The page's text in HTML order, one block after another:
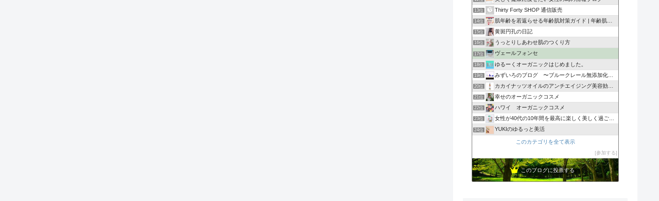
13位 Thirty Forty SHOP 通信販売
14位 肌年齢を若返らせる年齢肌対策ガイド | 年齢肌の悩みを解決…
15位 黄斑円孔の日記
16位 うっとりしあわせ肌のつくり方
17位 ヴェールフォンセ
18位 ゆるーくオーガニックはじめました。
19位 みずいろのブログ 〜ブルークレール無添加化粧品〜
20位 カカイナッツオイルのアンチエイジング美容効果 ココナッツ …
21位 幸せのオーガニックコスメ
22位 ハワイ オーガニックコスメ
23位 女性が40代の10年間を最高に楽しく美しく過ごすコツ
24位 YUKIのゆるっと美活
このカテゴリを全て表示
参加する
このブログに投票する